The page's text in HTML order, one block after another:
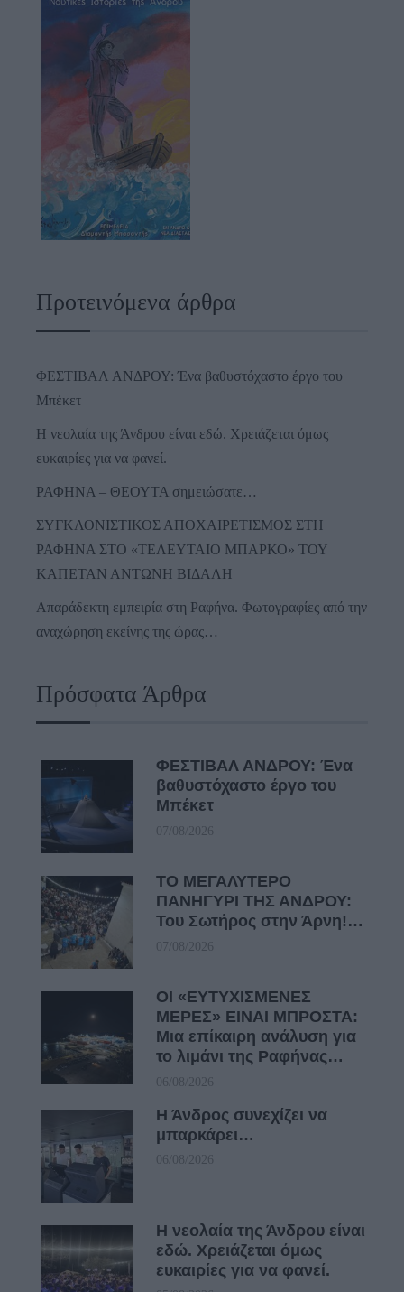
Προτεινόμενα άρθρα
ΦΕΣΤΙΒΑΛ ΑΝΔΡΟΥ: Ένα βαθυστόχαστο έργο του
Μπέκετ
Η νεολαία της Άνδρου είναι εδώ. Χρειάζεται όμως
ευκαιρίες για να φανεί.
ΡΑΦΗΝΑ – ΘΕΟΥΤΑ σημειώσατε…
ΣΥΓΚΛΟΝΙΣΤΙΚΟΣ ΑΠΟΧΑΙΡΕΤΙΣΜΟΣ ΣΤΗ
ΡΑΦΗΝΑ ΣΤΟ «ΤΕΛΕΥΤΑΙΟ ΜΠΑΡΚΟ» ΤΟΥ
ΚΑΠΕΤΑΝ ΑΝΤΩΝΗ ΒΙΔΑΛΗ
Απαράδεκτη εμπειρία στη Ραφήνα. Φωτογραφίες από την
αναχώρηση εκείνης της ώρας…
Πρόσφατα Άρθρα
ΦΕΣΤΙΒΑΛ ΑΝΔΡΟΥ: Ένα
βαθυστόχαστο έργο του
Μπέκετ
07/08/2026
ΤΟ ΜΕΓΑΛΥΤΕΡΟ
ΠΑΝΗΓΥΡΙ ΤΗΣ ΑΝΔΡΟΥ:
Του Σωτήρος στην Άρνη!…
07/08/2026
ΟΙ «ΕΥΤΥΧΙΣΜΕΝΕΣ
ΜΕΡΕΣ» ΕΙΝΑΙ ΜΠΡΟΣΤΑ:
Μια επίκαιρη ανάλυση για
το λιμάνι της Ραφήνας…
06/08/2026
Η Άνδρος συνεχίζει να
μπαρκάρει…
06/08/2026
Η νεολαία της Άνδρου είναι
εδώ. Χρειάζεται όμως
ευκαιρίες για να φανεί.